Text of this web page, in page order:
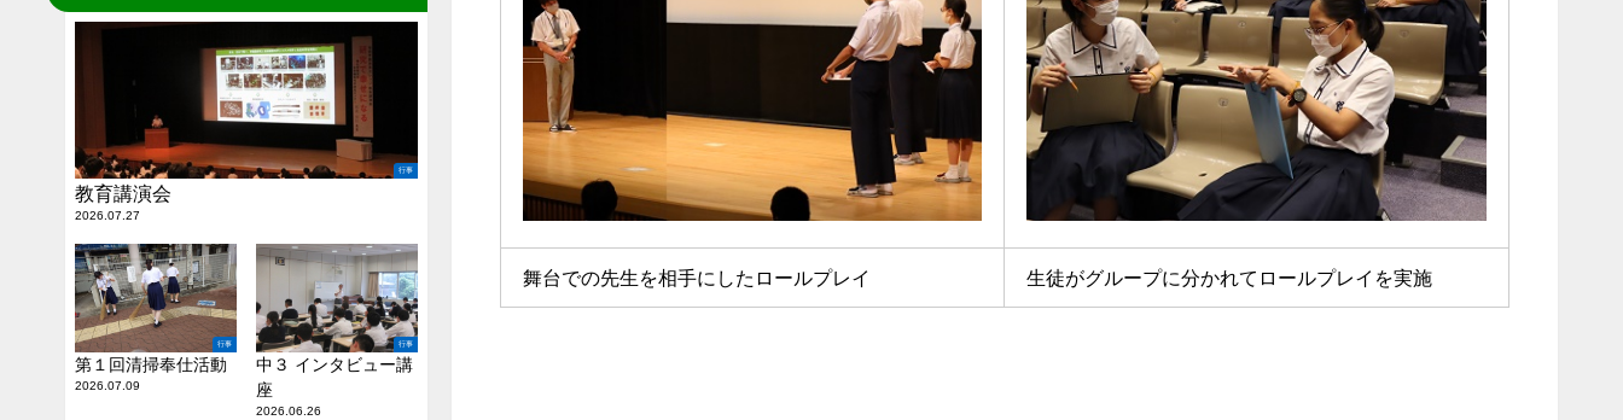
舞台での先生を相手にしたロールプレイ 生徒がグループに分かれてロールプレイを実施
行事
教育講演会
2026.07.27
行事
第１回清掃奉仕活動
2026.07.09
行事
中３ インタビュー講
座
2026.06.26